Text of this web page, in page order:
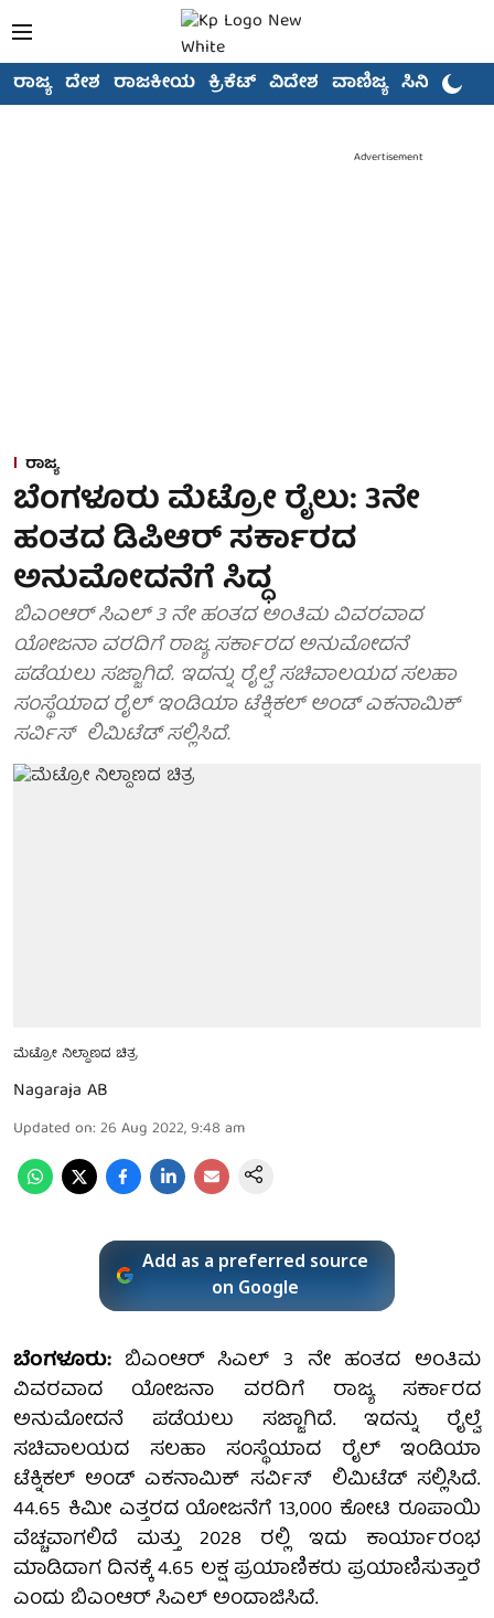
ರಾಜ್ಯ ದೇಶ ರಾಜಕೀಯ ಕ್ರಿಕೆಟ್ ವಿದೇಶ ವಾಣಿಜ್ಯ ಸಿನಿಮಾ
Advertisement
ರಾಜ್ಯ
ಬೆಂಗಳೂರು ಮೆಟ್ರೋ ರೈಲು: 3ನೇ
ಹಂತದ ಡಿಪಿಆರ್ ಸರ್ಕಾರದ
ಅನುಮೋದನೆಗೆ ಸಿದ್ಧ
ಬಿಎಂಆರ್ ಸಿಎಲ್ 3 ನೇ ಹಂತದ ಅಂತಿಮ ವಿವರವಾದ
ಯೋಜನಾ ವರದಿಗೆ ರಾಜ್ಯ ಸರ್ಕಾರದ ಅನುಮೋದನೆ
ಪಡೆಯಲು ಸಜ್ಜಾಗಿದೆ. ಇದನ್ನು ರೈಲ್ವೆ ಸಚಿವಾಲಯದ ಸಲಹಾ
ಸಂಸ್ಥೆಯಾದ ರೈಲ್ ಇಂಡಿಯಾ ಟೆಕ್ನಿಕಲ್ ಅಂಡ್ ಎಕನಾಮಿಕ್
ಸರ್ವಿಸ್ ಲಿಮಿಟೆಡ್ ಸಲ್ಲಿಸಿದೆ.
ಮೆಟ್ರೋ ನಿಲ್ದಾಣದ ಚಿತ್ರ
Nagaraja AB
Updated on: 26 Aug 2022, 9:48 am
Add as a preferred source
on Google
ಬೆಂಗಳೂರು: ಬಿಎಂಆರ್ ಸಿಎಲ್ 3 ನೇ ಹಂತದ ಅಂತಿಮ
ವಿವರವಾದ ಯೋಜನಾ ವರದಿಗೆ ರಾಜ್ಯ ಸರ್ಕಾರದ
ಅನುಮೋದನೆ ಪಡೆಯಲು ಸಜ್ಜಾಗಿದೆ. ಇದನ್ನು ರೈಲ್ವೆ
ಸಚಿವಾಲಯದ ಸಲಹಾ ಸಂಸ್ಥೆಯಾದ ರೈಲ್ ಇಂಡಿಯಾ
ಟೆಕ್ನಿಕಲ್ ಅಂಡ್ ಎಕನಾಮಿಕ್ ಸರ್ವಿಸ್ ಲಿಮಿಟೆಡ್ ಸಲ್ಲಿಸಿದೆ.
44.65 ಕಿಮೀ ಎತ್ತರದ ಯೋಜನೆಗೆ 13,000 ಕೋಟಿ ರೂಪಾಯಿ
ವೆಚ್ಚವಾಗಲಿದೆ ಮತ್ತು 2028 ರಲ್ಲಿ ಇದು ಕಾರ್ಯಾರಂಭ
ಮಾಡಿದಾಗ ದಿನಕ್ಕೆ 4.65 ಲಕ್ಷ ಪ್ರಯಾಣಿಕರು ಪ್ರಯಾಣಿಸುತ್ತಾರೆ
ಎಂದು ಬಿಎಂಆರ್ ಸಿಎಲ್ ಅಂದಾಜಿಸಿದೆ.